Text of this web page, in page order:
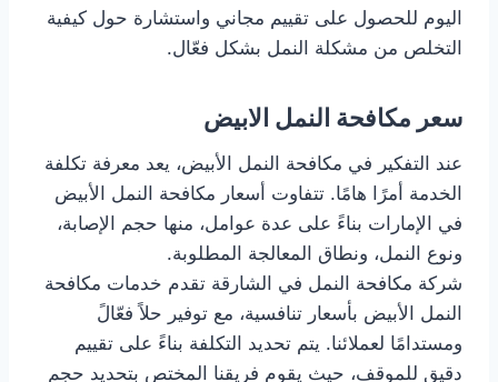
اليوم للحصول على تقييم مجاني واستشارة حول كيفية
التخلص من مشكلة النمل بشكل فعّال.
سعر مكافحة النمل الابيض
عند التفكير في مكافحة النمل الأبيض، يعد معرفة تكلفة
الخدمة أمرًا هامًا. تتفاوت أسعار مكافحة النمل الأبيض
في الإمارات بناءً على عدة عوامل، منها حجم الإصابة،
ونوع النمل، ونطاق المعالجة المطلوبة.
شركة مكافحة النمل في الشارقة تقدم خدمات مكافحة
النمل الأبيض بأسعار تنافسية، مع توفير حلاً فعّالً
ومستدامًا لعملائنا. يتم تحديد التكلفة بناءً على تقييم
دقيق للموقف، حيث يقوم فريقنا المختص بتحديد حجم